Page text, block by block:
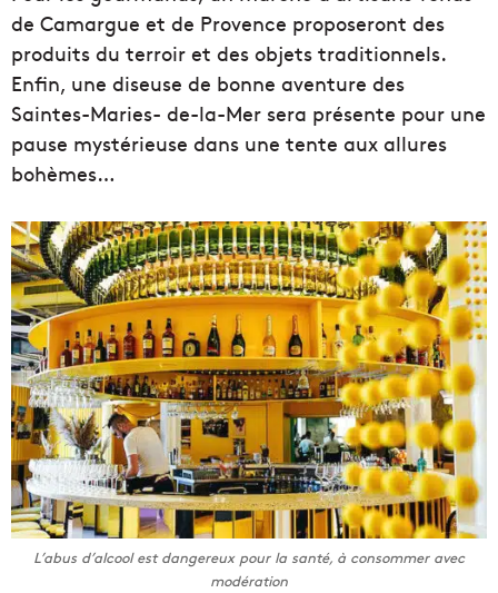
de Camargue et de Provence proposeront des
produits du terroir et des objets traditionnels.
Enfin, une diseuse de bonne aventure des
Saintes-Maries- de-la-Mer sera présente pour une
pause mystérieuse dans une tente aux allures
bohèmes…
L’abus d’alcool est dangereux pour la santé, à consommer avec
modération